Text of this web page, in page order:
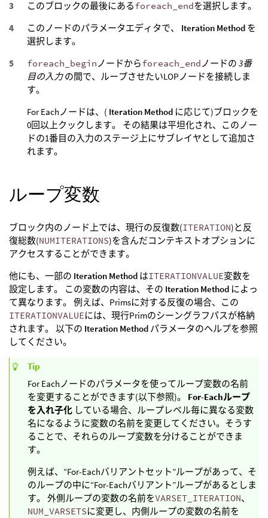
このブロックの最後にあるforeach_endを選択します。
このノードのパラメータエディタで、 Iteration Method を
選択します。
foreach_beginノードからforeach_endノードの 3番
目の入力の間で、ループさせたいLOPノードを接続しま
す。
For Eachノードは、( Iteration Method に応じて)ブロックを
0回以上クックします。 その結果は平坦化され、このノー
ドの1番目の入力のステージ上にサブレイヤとして追加さ
れます。
ループ変数
ブロック内のノード上では、現行の反復数(ITERATION)と反
復総数(NUMITERATIONS)を含んだコンテキストオプションに
アクセスすることができます。
他にも、一部の Iteration Method はITERATIONVALUE変数を
設定します。 この変数の内容は、その Iteration Method によっ
て異なります。 例えば、Primsに対する反復の場合、この
ITERATIONVALUEには、現行Primのシーングラフパスが格納
されます。 以下の Iteration Method パラメータのヘルプを参照
してください。
Tip
For Eachノードのパラメータを使ってループ変数の名前
を変更することができます(以下参照)。 For-Eachループ
を入れ子化 している場合、ループレベル毎に異なる変数
名になるように変数の名前を変更してください。そうす
ることで、それらのループ変数を分けることができま
す。
例えば、“For-Eachバリアントセット”ループがあって、そ
のループの中に“For-Eachバリアント”ループがあるとしま
す。 外側ループの変数の名前をVARSET_ITERATION、
NUM_VARSETSに変更し、内側ループの変数の名前を